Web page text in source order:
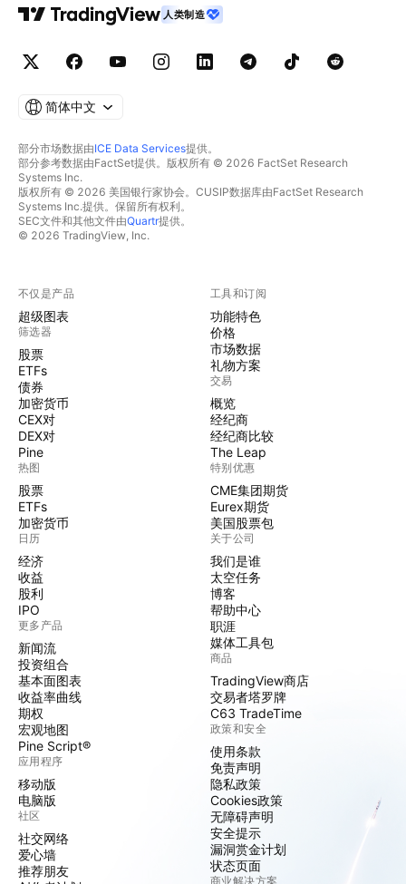
人类制造
简体中文
部分市场数据由ICE Data Services提供。
部分参考数据由FactSet提供。版权所有 © 2026 FactSet Research
Systems Inc.
版权所有 © 2026 美国银行家协会。CUSIP数据库由FactSet Research
Systems Inc.提供。保留所有权利。
SEC文件和其他文件由Quartr提供。
© 2026 TradingView, Inc.
不仅是产品
超级图表
筛选器
股票
ETFs
债券
加密货币
CEX对
DEX对
Pine
热图
股票
ETFs
加密货币
日历
经济
收益
股利
IPO
更多产品
新闻流
投资组合
基本面图表
收益率曲线
期权
宏观地图
Pine Script®
应用程序
移动版
电脑版
社区
社交网络
爱心墙
推荐朋友
工具和订阅
功能特色
价格
市场数据
礼物方案
交易
概览
经纪商
经纪商比较
The Leap
特别优惠
CME集团期货
Eurex期货
美国股票包
关于公司
我们是谁
太空任务
博客
帮助中心
职涯
媒体工具包
商品
TradingView商店
交易者塔罗牌
C63 TradeTime
政策和安全
使用条款
免责声明
隐私政策
Cookies政策
无障碍声明
安全提示
漏洞赏金计划
状态页面
商业解决方案